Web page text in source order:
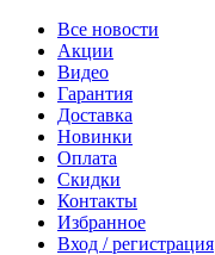
Все новости
Акции
Видео
Гарантия
Доставка
Новинки
Оплата
Скидки
Контакты
Избранное
Вход / регистрация